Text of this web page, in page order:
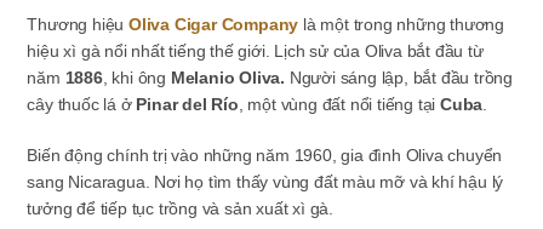
Thương hiệuOliva Cigar Company là một trong những thương
hiệu xì gà nổi nhất tiếng thế giới. Lịch sử của Oliva bắt đầu từ
năm 1886, khi ông Melanio Oliva. Người sáng lập, bắt đầu trồng
cây thuốc lá ở Pinar del Río , một vùng đất nổi tiếng tạiCuba
Biến động chính trị vào những năm 1960, gia đình Oliva chuyển
sang Nicaragua. Nơi họ tìm thấy vùng đất màu mỡ và khí hậu lý
tưởng để tiếp tục trồng và sản xuất xì gà.